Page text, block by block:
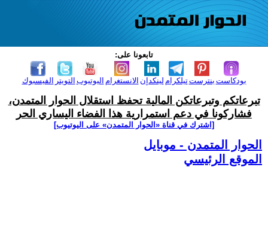
تابعونا على:
الفيسبوك التويتر اليوتيوب الانستغرام لينكدإن تيلكرامبنترست بودكاست
تبرعاتكم وتبرعاتكن المالية تحفظ استقلال الحوار المتمدن،
فشاركونا في دعم استمرارية هذا الفضاء اليساري الحر
[اشترك في قناة ‫«الحوار المتمدن» على اليوتيوب]
الحوار المتمدن - موبايل
الموقع الرئيسي